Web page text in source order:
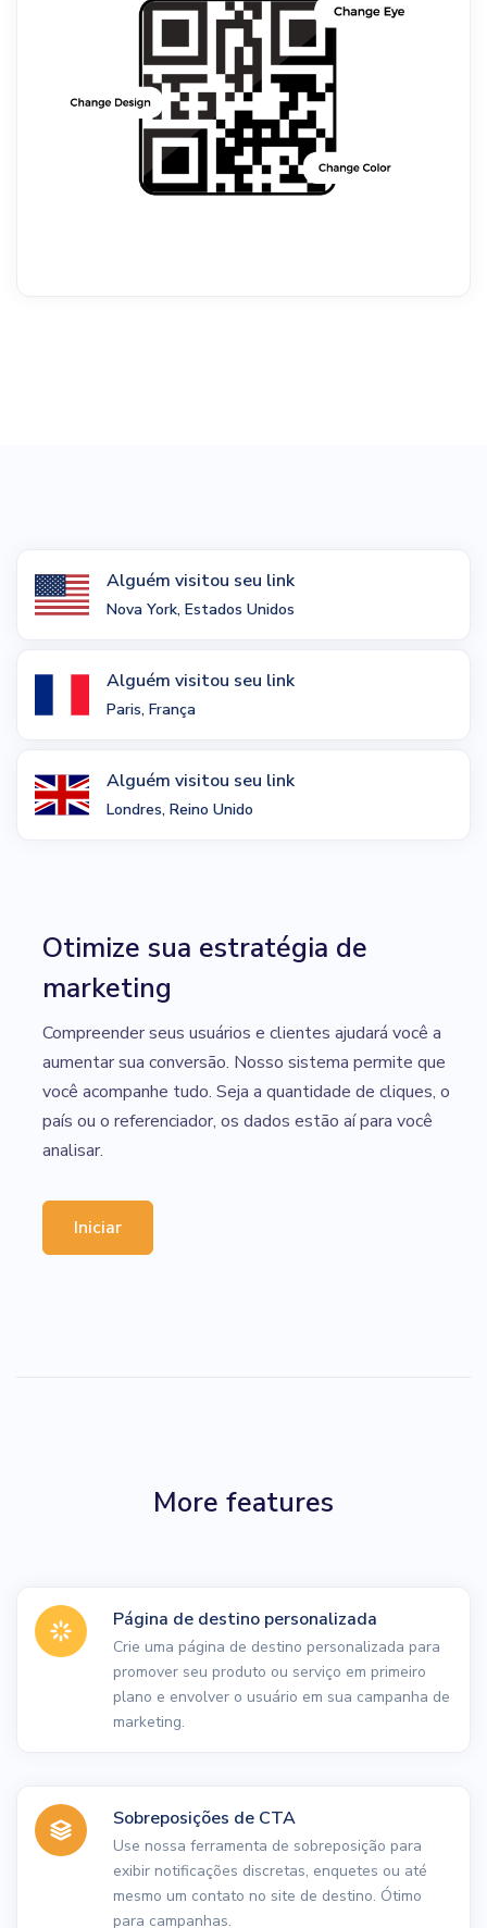
Alguém visitou seu link
Nova York, Estados Unidos
Alguém visitou seu link
Paris, França
Alguém visitou seu link
Londres, Reino Unido
Otimize sua estratégia de
marketing
Compreender seus usuários e clientes ajudará você a
aumentar sua conversão. Nosso sistema permite que
você acompanhe tudo. Seja a quantidade de cliques, o
país ou o referenciador, os dados estão aí para você
analisar.
Iniciar
More features
Página de destino personalizada
Crie uma página de destino personalizada para
promover seu produto ou serviço em primeiro
plano e envolver o usuário em sua campanha de
marketing.
Sobreposições de CTA
Use nossa ferramenta de sobreposição para
exibir notificações discretas, enquetes ou até
mesmo um contato no site de destino. Ótimo
para campanhas.